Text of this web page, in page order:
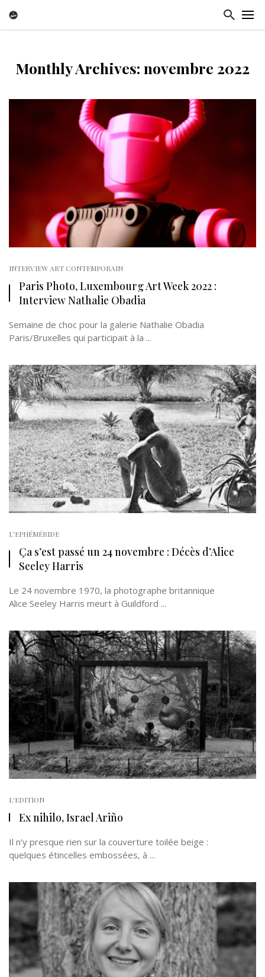
Monthly Archives: novembre 2022
INTERVIEW ART CONTEMPORAIN
Paris Photo, Luxembourg Art Week 2022 :
Interview Nathalie Obadia
Semaine de choc pour la galerie Nathalie Obadia
Paris/Bruxelles qui participait à la ...
L'EPHÉMÉRIDE
Ça s’est passé un 24 novembre : Décès d’Alice
Seeley Harris
Le 24 novembre 1970, la photographe britannique
Alice Seeley Harris meurt à Guildford ...
L'EDITION
Ex nihilo, Israel Ariño
Il n’y presque rien sur la couverture toilée beige :
quelques étincelles embossées, à ...